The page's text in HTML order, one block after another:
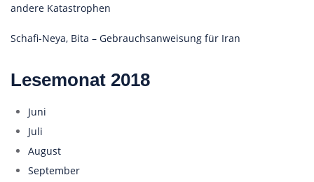
andere Katastrophen
Schafi-Neya, Bita – Gebrauchsanweisung für Iran
Lesemonat 2018
Juni
Juli
August
September